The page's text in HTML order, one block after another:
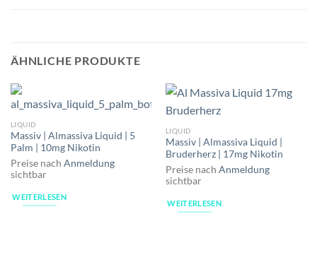
ÄHNLICHE PRODUKTE
LIQUID
Massiv | Almassiva Liquid | 5
Palm | 10mg Nikotin
Preise nach Anmeldung
sichtbar
WEITERLESEN
LIQUID
Massiv | Almassiva Liquid |
Bruderherz | 17mg Nikotin
Preise nach Anmeldung
sichtbar
WEITERLESEN